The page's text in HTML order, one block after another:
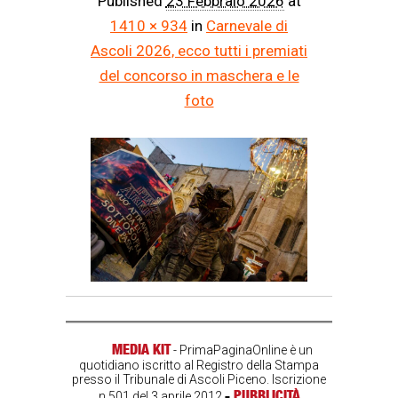
1410 × 934 in Carnevale di
Ascoli 2026, ecco tutti i premiati
del concorso in maschera e le
foto
MEDIA KIT- PrimaPaginaOnline è un
quotidiano iscritto al Registro della Stampa
presso il Tribunale di Ascoli Piceno. Iscrizione